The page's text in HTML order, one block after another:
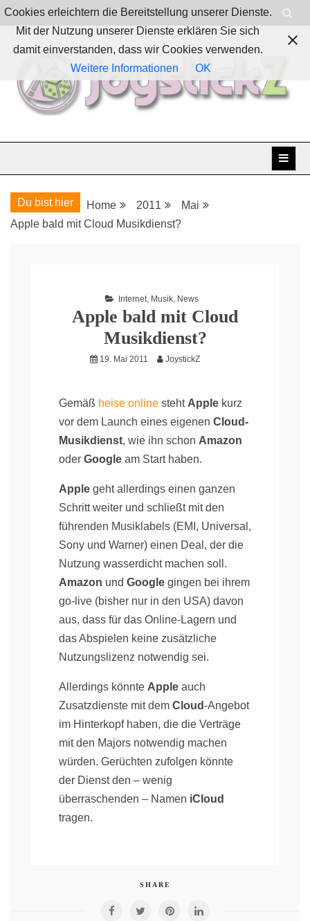
Skip
to
content
JoystickZ
Du bist hier Home 2011
Mai
Apple bald mit Cloud Musikdienst?
Internet, Musik, News
Apple bald mit Cloud
Musikdienst?
19. Mai 2011 JoystickZ
Gemäß heise online steht Apple kurz
vor dem Launch eines eigenen Cloud-
Musikdienst, wie ihn schon Amazon
oder Google am Start haben.
Apple geht allerdings einen ganzen
Schritt weiter und schließt mit den
führenden Musiklabels (EMI, Universal,
Sony und Warner) einen Deal, der die
Nutzung wasserdicht machen soll.
Amazon und Google gingen bei ihrem
go-live (bisher nur in den USA) davon
aus, dass für das Online-Lagern und
das Abspielen keine zusätzliche
Nutzungslizenz notwendig sei.
Allerdings könnte Apple auch
Zusatzdienste mit dem Cloud-Angebot
im Hinterkopf haben, die die Verträge
mit den Majors notwendig machen
würden. Gerüchten zufolgen könnte
der Dienst den – wenig
überraschenden – Namen iCloud
tragen.
SHARE
Cookies erleichtern die Bereitstellung unserer Dienste.
Mit der Nutzung unserer Dienste erklären Sie sich
damit einverstanden, dass wir Cookies verwenden.
Weitere Informationen
OK